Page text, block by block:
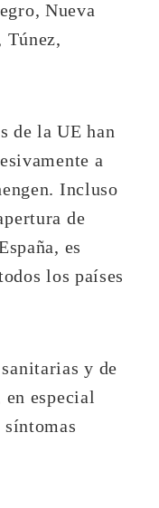
Nueva
Túnez,
de la UE han
a
Incluso
de
es
los países
y de
especial